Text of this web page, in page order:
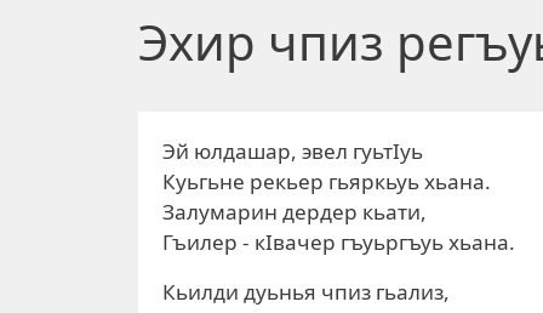
Эхир чпиз
Эй юлдашар, эвел гуьтIуь
Куьгьне рекьер гьяркьуь хьана.
Залумарин дердер кьати,
Гъилер - кIвачер гъуьргъуь хьана.
Кьилди дуьнья чпиз гьализ,